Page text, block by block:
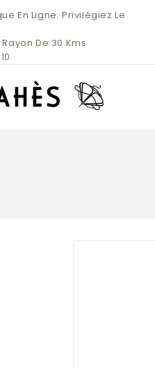
En Ligne. Privilégiez Le
De 30 Kms